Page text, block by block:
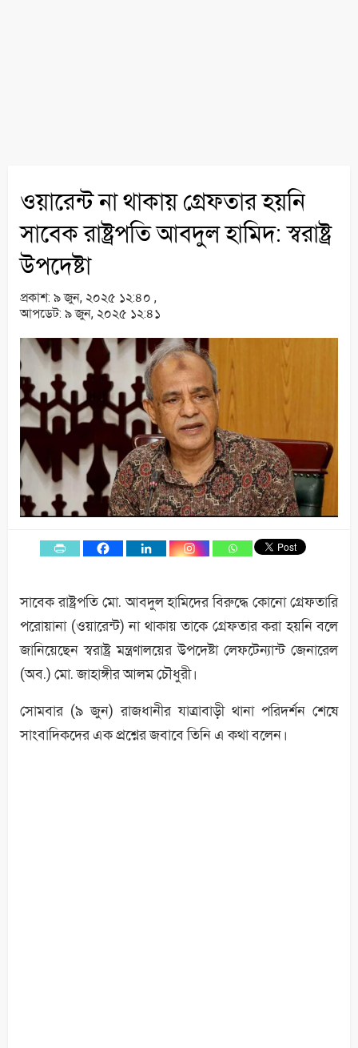
ওয়ারেন্ট না থাকায় গ্রেফতার হয়নি
সাবেক রাষ্ট্রপতি আবদুল হামিদ: স্বরাষ্ট্র
উপদেষ্টা
প্রকাশ: ৯ জুন, ২০২৫ ১২:৪০ ,
আপডেট: ৯ জুন, ২০২৫ ১২:৪১
সাবেক রাষ্ট্রপতি মো. আবদুল হামিদের বিরুদ্ধে কোনো গ্রেফতারি
পরোয়ানা (ওয়ারেন্ট) না থাকায় তাকে গ্রেফতার করা হয়নি বলে
জানিয়েছেন স্বরাষ্ট্র মন্ত্রণালয়ের উপদেষ্টা লেফটেন্যান্ট জেনারেল
(অব.) মো. জাহাঙ্গীর আলম চৌধুরী।
সোমবার (৯ জুন) রাজধানীর যাত্রাবাড়ী থানা পরিদর্শন শেষে
সাংবাদিকদের এক প্রশ্নের জবাবে তিনি এ কথা বলেন।